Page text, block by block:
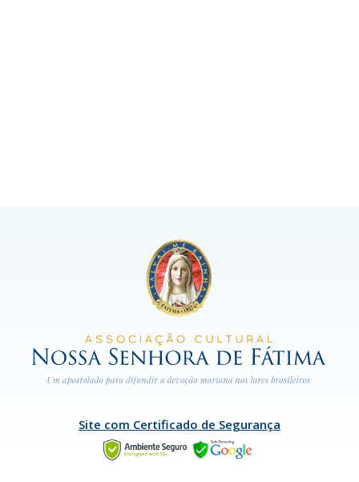
Site com Certificado de Segurança